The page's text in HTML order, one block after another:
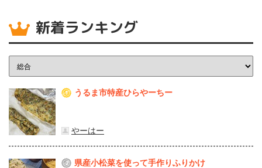
新着ランキング
1 うるま市特産ひらやーちー
やーはー
2 県産⼩松菜を使って⼿作りふりかけ